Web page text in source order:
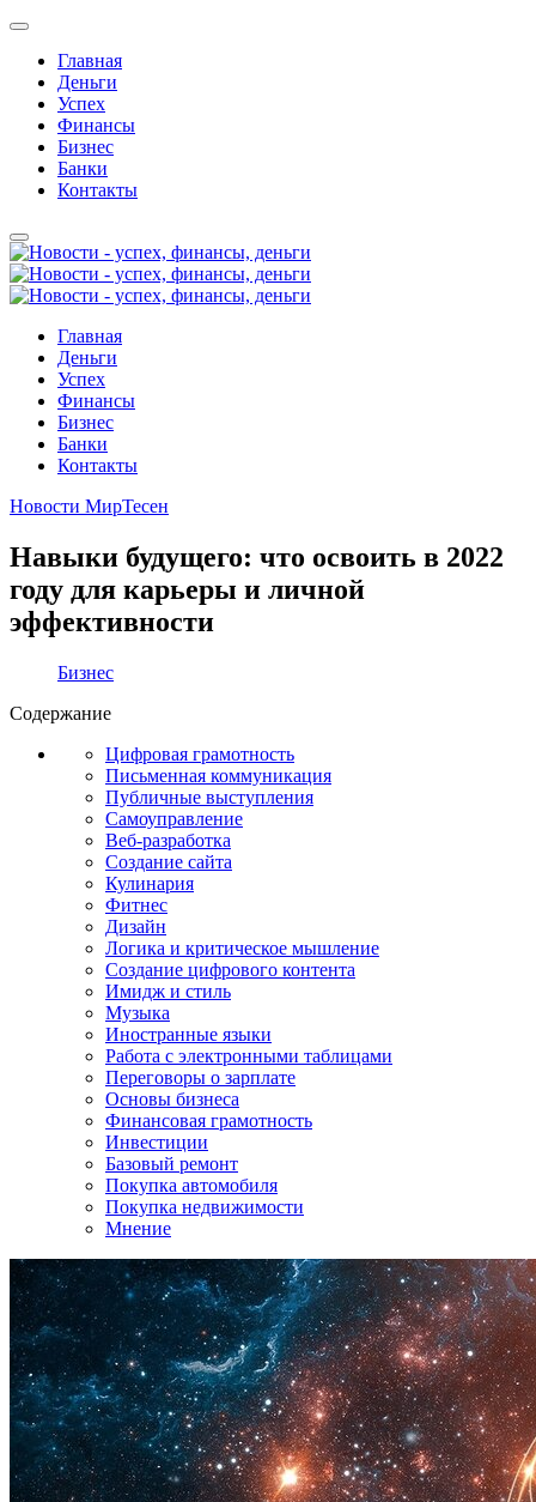
Главная
Деньги
Успех
Финансы
Бизнес
Банки
Контакты
Главная
Деньги
Успех
Финансы
Бизнес
Банки
Контакты
Новости МирТесен
Навыки будущего: что освоить в 2022
году для карьеры и личной
эффективности
Бизнес
Содержание
Цифровая грамотность
Письменная коммуникация
Публичные выступления
Самоуправление
Веб-разработка
Создание сайта
Кулинария
Фитнес
Дизайн
Логика и критическое мышление
Создание цифрового контента
Имидж и стиль
Музыка
Иностранные языки
Работа с электронными таблицами
Переговоры о зарплате
Основы бизнеса
Финансовая грамотность
Инвестиции
Базовый ремонт
Покупка автомобиля
Покупка недвижимости
Мнение